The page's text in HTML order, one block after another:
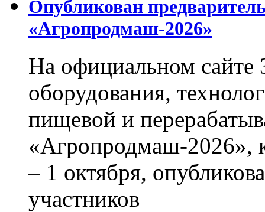
Опубликован
«Агропродмаш-2026»
На официальном сайте
оборудования,
пищевой и
«Агропродмаш-2026»,
– 1 октября,
участников